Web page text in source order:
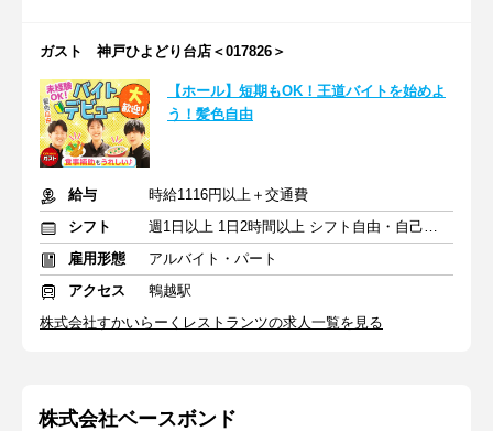
ガスト 神戸ひよどり台店＜017826＞
【ホール】短期もOK！王道バイトを始めよ
う！髪色自由
給与
時給1116円以上＋交通費
シフト
週1日以上 1日2時間以上 シフト自由・自己申告
雇用形態
アルバイト・パート
アクセス
鵯越駅
株式会社すかいらーくレストランツの求人一覧を見る
株式会社ベースボンド